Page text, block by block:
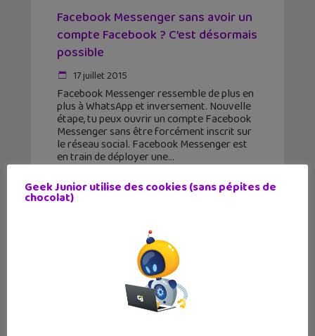
Facebook Messenger sans avoir un
compte Facebook ? C’est désormais
possible
17 juillet 2015
Facebook Messenger ressemble de plus en
plus à WhatsApp et inversement. Nouvelle
étape, tu peux ouvrir un compte Facebook
Messenger sans être forcément inscrit sur
le réseau social. Facebook Messenger est
en train de déployer une
Geek Junior utilise des cookies (sans pépites de
chocolat)